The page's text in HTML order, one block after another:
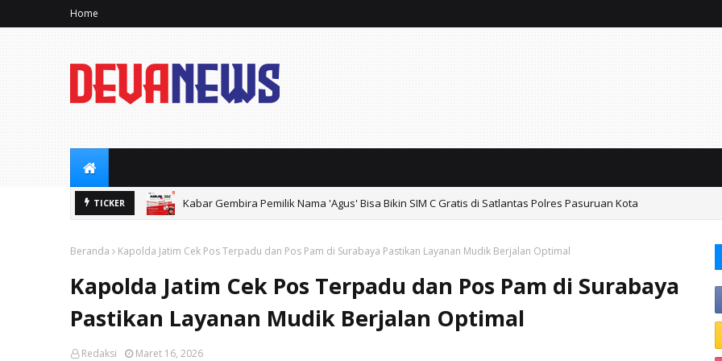
Home
TICKER Kabar Gembira Pemilik Nama 'Agus' Bisa Bikin SIM C Gratis di Satlantas Polres Pasuruan Kota
Beranda Kapolda Jatim Cek Pos Terpadu dan Pos Pam di Surabaya Pastikan Layanan Mudik Berjalan Optimal
Kapolda Jatim Cek Pos Terpadu dan Pos Pam di Surabaya
Pastikan Layanan Mudik Berjalan Optimal
Redaksi Maret 16, 2026